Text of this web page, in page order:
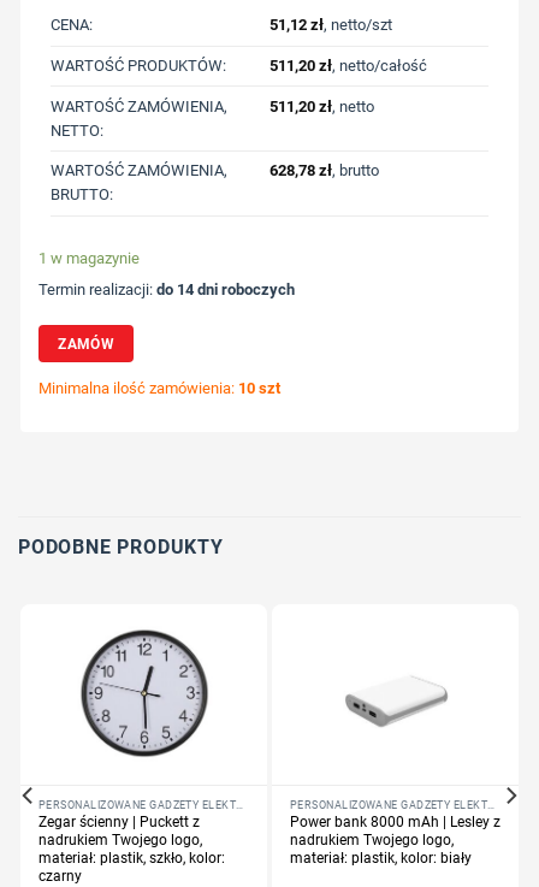
CENA:
51,12 zł, netto/szt
WARTOŚĆ PRODUKTÓW: 511,20 zł, netto/całość
WARTOŚĆ ZAMÓWIENIA,
NETTO:
511,20 zł, netto
WARTOŚĆ ZAMÓWIENIA,
BRUTTO:
628,78 zł, brutto
1 w magazynie
Termin realizacji:do 14 dni roboczych
ZAMÓW
Minimalna ilość zamówienia: 10 szt
PODOBNE PRODUKTY
Zegar ścienny | Puckett z
nadrukiem Twojego logo,
materiał: plastik, szkło, kolor:
czarny
Power bank 8000 mAh | Lesley z
nadrukiem Twojego logo,
materiał: plastik, kolor: biały